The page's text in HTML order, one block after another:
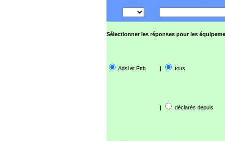
Sélectionner les réponses pour les
Adsl et Ftth | tous
| déclarés depuis